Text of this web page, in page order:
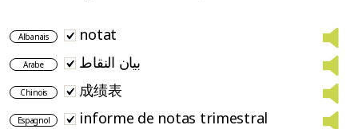
Albanais notat
Arabe بيان النقاط
Chinois 成绩表
Espagnol informe de notas trimestral